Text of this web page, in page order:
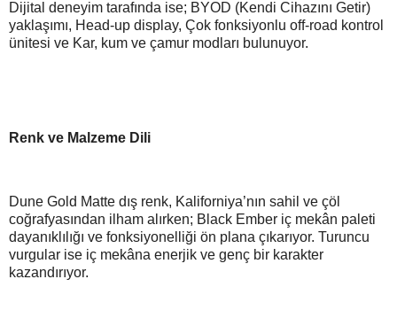
Dijital deneyim tarafında ise; BYOD (Kendi Cihazını Getir)
yaklaşımı, Head-up display, Çok fonksiyonlu off-road kontrol
ünitesi ve Kar, kum ve çamur modları bulunuyor.
Renk ve Malzeme Dili
Dune Gold Matte dış renk, Kaliforniya’nın sahil ve çöl
coğrafyasından ilham alırken; Black Ember iç mekân paleti
dayanıklılığı ve fonksiyonelliği ön plana çıkarıyor. Turuncu
vurgular ise iç mekâna enerjik ve genç bir karakter
kazandırıyor.